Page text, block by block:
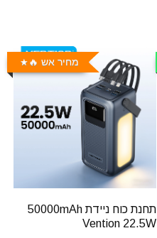
מחיר אש 🔥
תחנת כוח ניידת 50000mAh
Vention 22.5W